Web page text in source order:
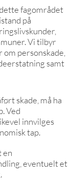
fagområdet
på
Vi tilbyr
om personskade,
samt
skade, må ha
Ved
innvilges
tap.
en
eventuelt et